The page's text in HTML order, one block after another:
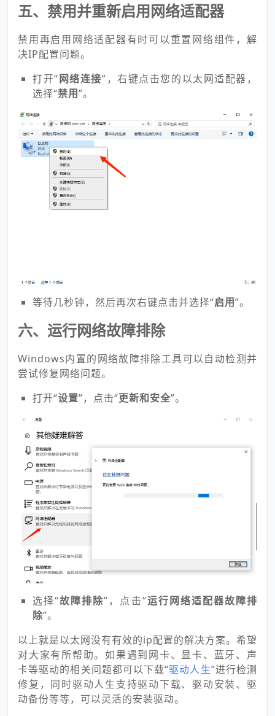
五、禁用并重新启用网络适配器
禁用再启用网络适配器有时可以重置网络组件，解
决IP配置问题。
打开“网络连接”，右键点击您的以太网适配器，
选择“禁用”。
等待几秒钟，然后再次右键点击并选择“启用”。
六、运行网络故障排除
Windows内置的网络故障排除工具可以自动检测并
尝试修复网络问题。
打开“设置”，点击“更新和安全”。
选择“故障排除”，点击“运行网络适配器故障排
除”。
以上就是以太网没有有效的ip配置的解决方案。希望
对大家有所帮助。如果遇到网卡、显卡、蓝牙、声
卡等驱动的相关问题都可以下载“驱动人生”进行检测
修复，同时驱动人生支持驱动下载、驱动安装、驱
动备份等等，可以灵活的安装驱动。